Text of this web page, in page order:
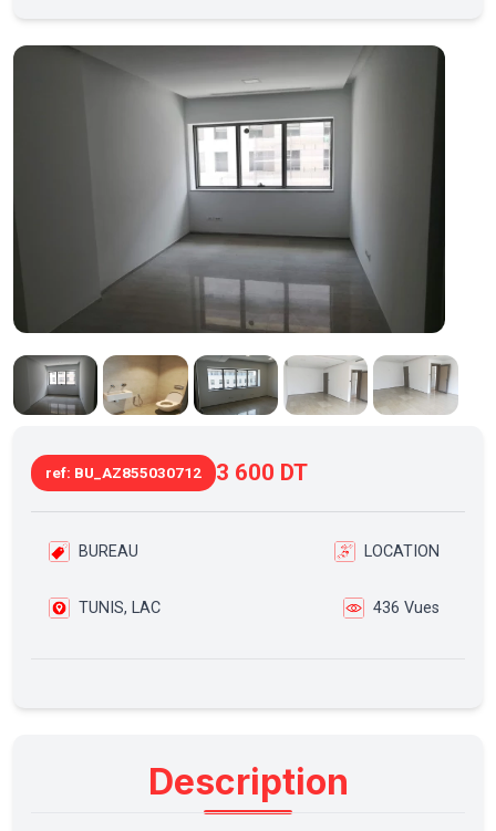
ref: BU_AZ855030712 3 600 DT
BUREAU LOCATION
TUNIS, LAC 436 Vues
Description